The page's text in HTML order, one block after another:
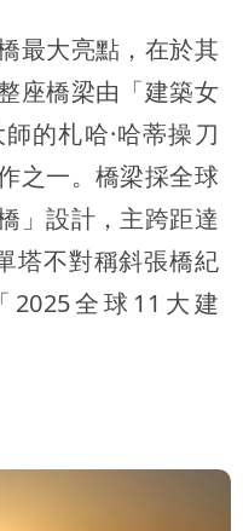
最大亮點，在於其
座橋梁由「建築女
的札哈·哈蒂操刀
之一。橋梁採全球
」設計，主跨距達
塔不對稱斜張橋紀
2025全球11大建